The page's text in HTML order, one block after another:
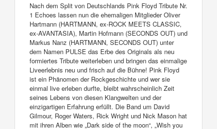
Nach dem Split von Deutschlands Pink Floyd Tribute Nr.
1 Echoes lassen nun die ehemaligen Mitglieder Oliver
Hartmann (HARTMANN, ex-ROCK MEETS CLASSIC,
ex-AVANTASIA), Martin Hofmann (SECONDS OUT) und
Markus Nanz (HARTMANN, SECONDS OUT) unter
dem Namen PULSE das Erbe des Originals als neu
formiertes Tribute weiterleben und bringen das einmalige
Liveerlebnis neu und frisch auf die Bühne! Pink Floyd
ist ein Phänomen der Rockgeschichte und wer sie
einmal live erleben durfte, bleibt wahrscheinlich Zeit
seines Lebens von diesen Klangwelten und der
einzigartigen Erfahrung erfüllt. Die Band um David
Gilmour, Roger Waters, Rick Wright und Nick Mason hat
mit ihren Alben wie „Dark side of the moon“, „Wish you